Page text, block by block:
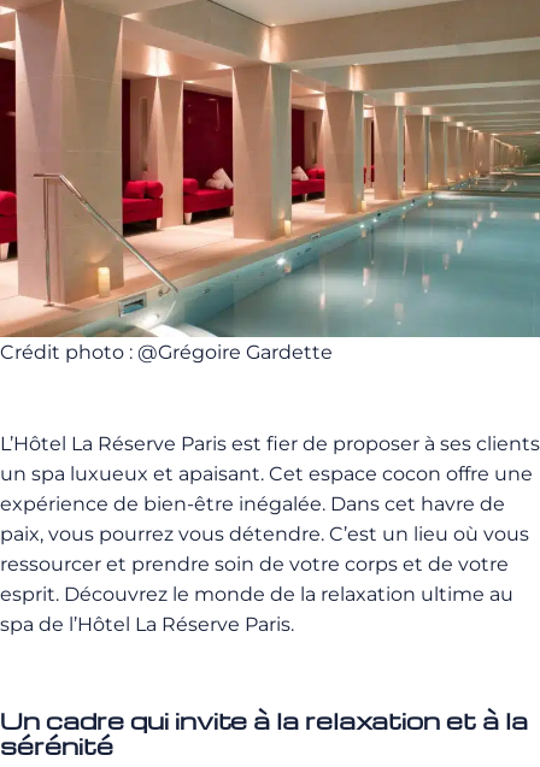
Crédit photo : @Grégoire Gardette
L’Hôtel La Réserve Paris est fier de proposer à ses clients
un spa luxueux et apaisant. Cet espace cocon offre une
expérience de bien-être inégalée. Dans cet havre de
paix, vous pourrez vous détendre. C’est un lieu où vous
ressourcer et prendre soin de votre corps et de votre
esprit. Découvrez le monde de la relaxation ultime au
spa de l’Hôtel La Réserve Paris.
Un cadre qui invite à la relaxation et à la
sérénité